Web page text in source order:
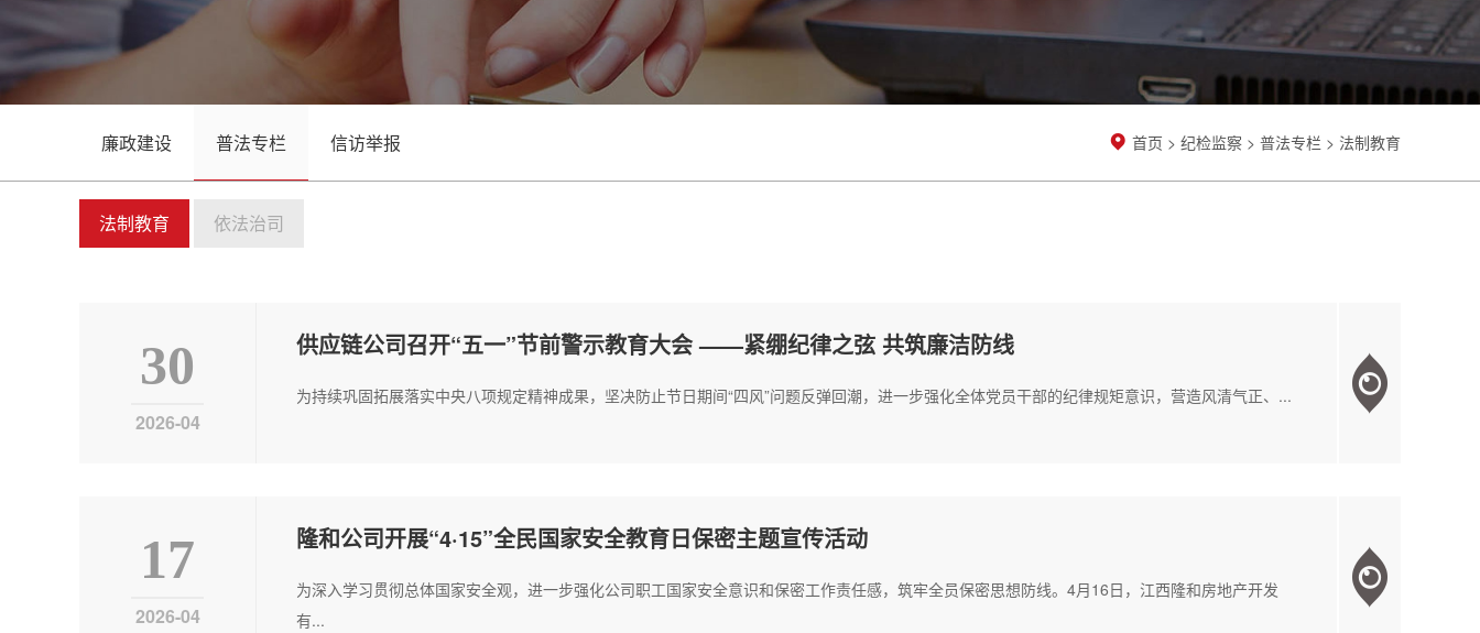
廉政建设 普法专栏 信访举报 首页 > 纪检监察 > 普法专栏 > 法制教育
法制教育 依法治司
30
2026-04
供应链公司召开“五一”节前警示教育大会 ——紧绷纪律之弦 共筑廉洁防线
为持续巩固拓展落实中央八项规定精神成果，坚决防止节日期间“四风”问题反弹回潮，进一步强化全体党员干部的纪律规矩意识，营造风清气正、...
17
2026-04
隆和公司开展“4·15”全民国家安全教育日保密主题宣传活动
为深入学习贯彻总体国家安全观，进一步强化公司职工国家安全意识和保密工作责任感，筑牢全员保密思想防线。4月16日，江西隆和房地产开发
有...